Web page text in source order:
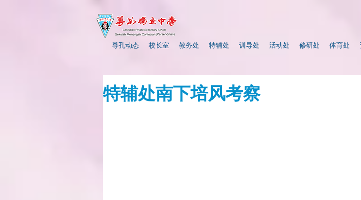
尊孔动态 校长室 教务处 特辅处 训导处 活动处 修研处 体育处
特辅处南下培风考察